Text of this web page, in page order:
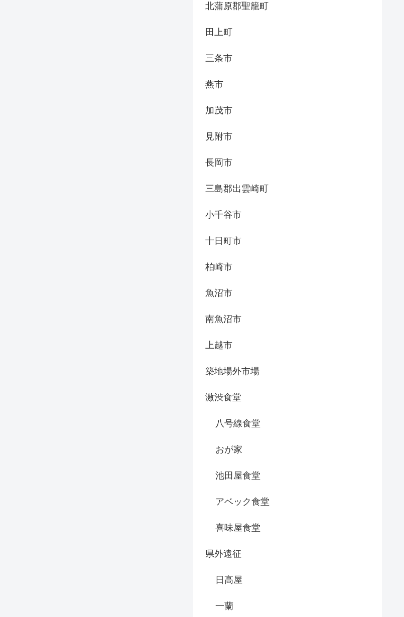
北蒲原郡聖籠町
田上町
三条市
燕市
加茂市
見附市
長岡市
三島郡出雲崎町
小千谷市
十日町市
柏崎市
魚沼市
南魚沼市
上越市
築地場外市場
激渋食堂
八号線食堂
おが家
池田屋食堂
アベック食堂
喜味屋食堂
県外遠征
日高屋
一蘭